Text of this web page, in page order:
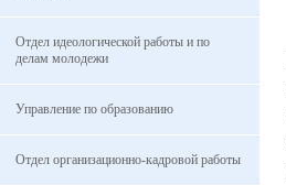
Отдел идеологической работы и по
делам молодежи
Управление по образованию
Отдел организационно-кадровой работы